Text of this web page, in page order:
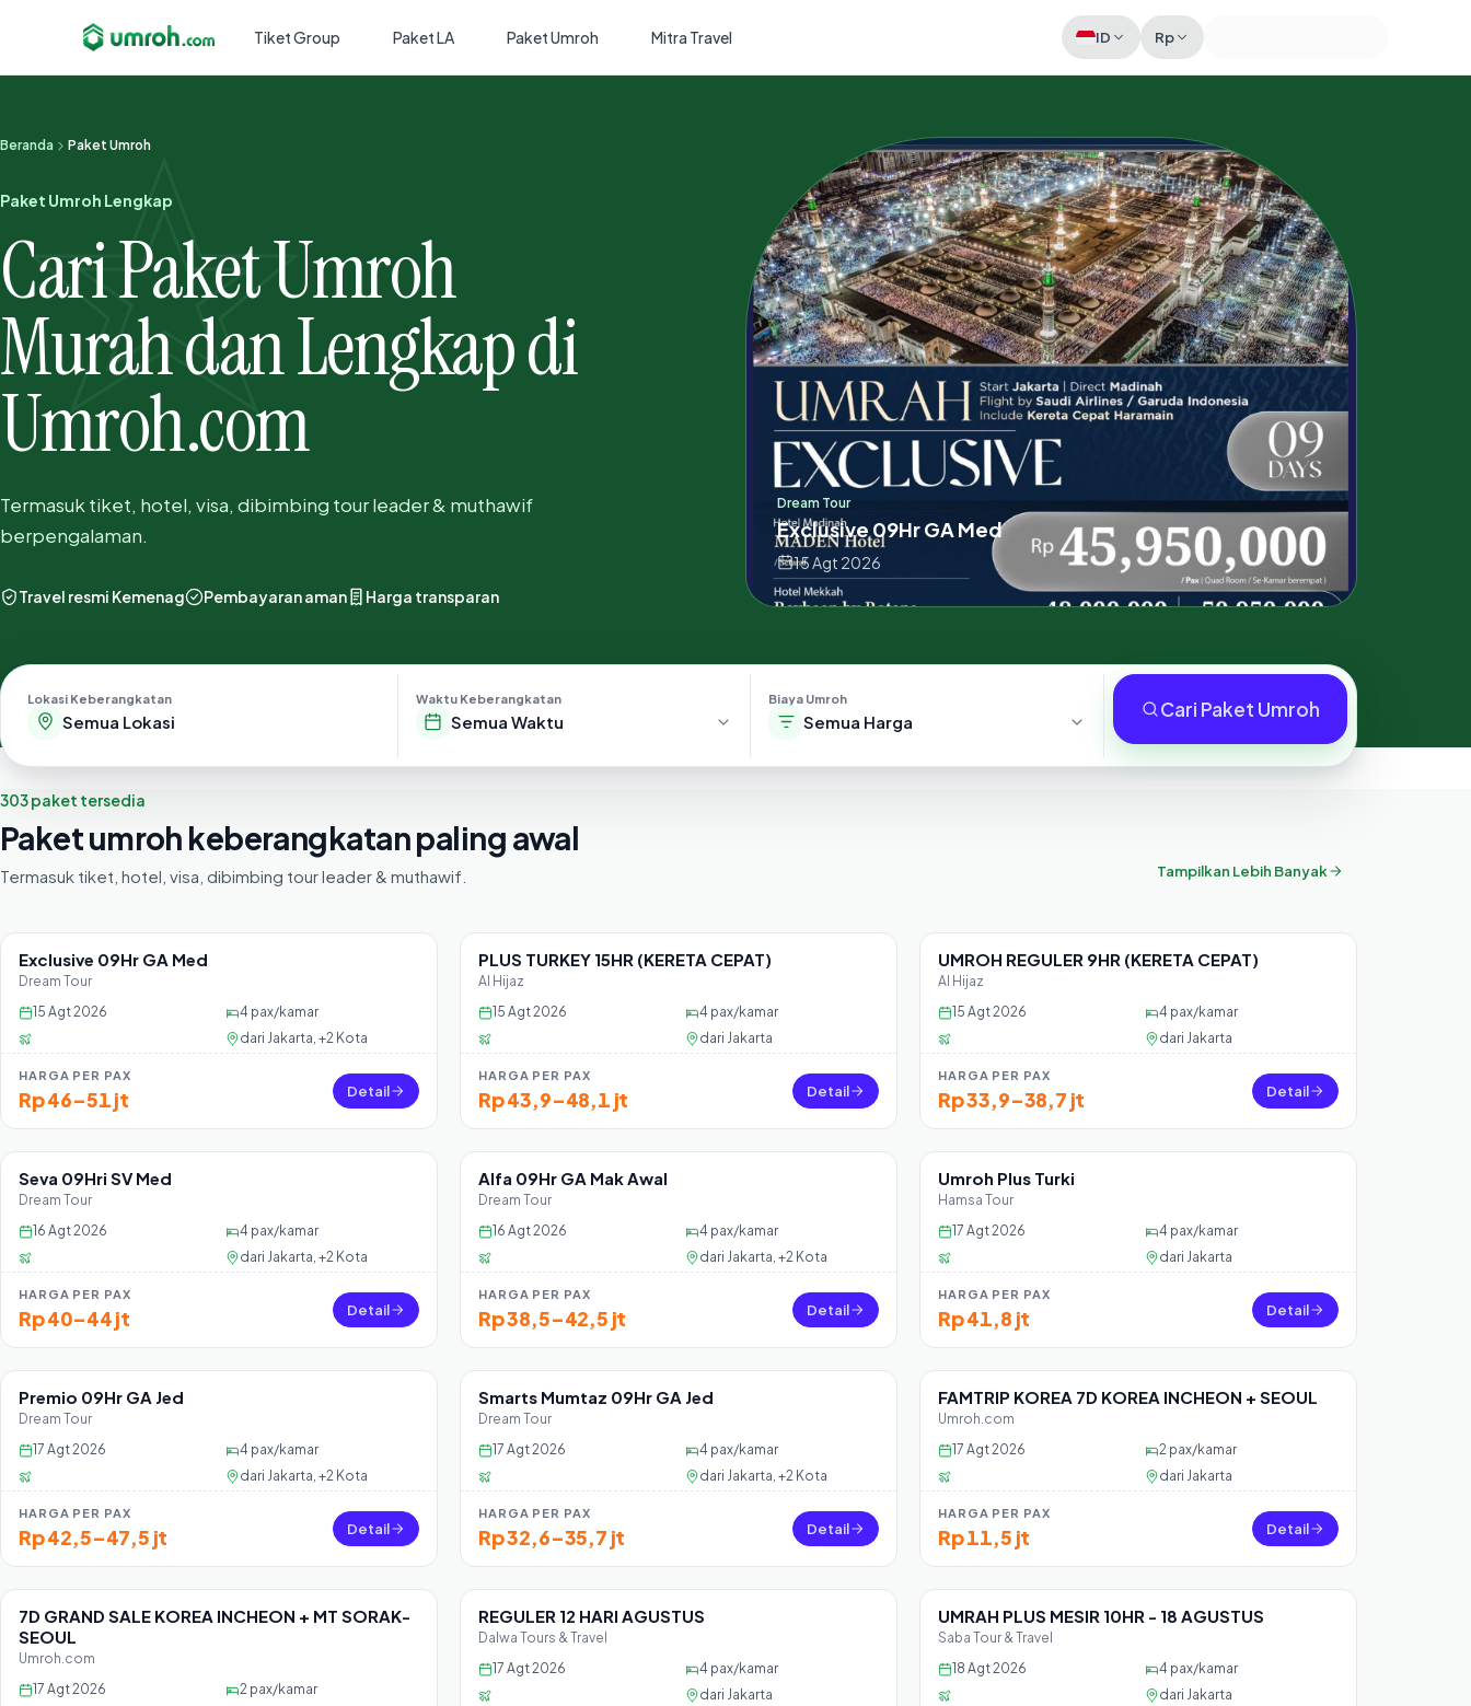
Tiket Group Paket LA Paket Umroh Mitra Travel ID Rp
Memeriksa sesi akun
Beranda Paket Umroh
Paket Umroh Lengkap
Cari Paket Umroh
Murah dan Lengkap di
Umroh.com
Termasuk tiket, hotel, visa, dibimbing tour leader & muthawif
berpengalaman.
Travel resmi Kemenag Pembayaran aman Harga transparan
Dream Tour
Exclusive 09Hr GA Med
15 Agt 2026
Lokasi Keberangkatan Waktu Keberangkatan
Semua Waktu
Biaya Umroh
Semua Harga
Cari Paket Umroh
303 paket tersedia
Paket umroh keberangkatan paling awal
Termasuk tiket, hotel, visa, dibimbing tour leader & muthawif. Tampilkan Lebih Banyak
Sisa 36 seat
Exclusive 09Hr GA Med
Dream Tour
15 Agt 2026
4 pax/kamar
dari Jakarta, +2 Kota
HARGA PER PAX
Rp 46–51 jt Detail
Sisa 13 seat
PLUS TURKEY 15HR (KERETA CEPAT)
Al Hijaz
15 Agt 2026
4 pax/kamar
dari Jakarta
HARGA PER PAX
Rp 43,9–48,1 jt Detail
Sisa 1 seat
UMROH REGULER 9HR (KERETA CEPAT)
Al Hijaz
15 Agt 2026
4 pax/kamar
dari Jakarta
HARGA PER PAX
Rp 33,9–38,7 jt Detail
Sisa 36 seat
Seva 09Hri SV Med
Dream Tour
16 Agt 2026
4 pax/kamar
dari Jakarta, +2 Kota
HARGA PER PAX
Rp 40–44 jt Detail
Sisa 36 seat
Alfa 09Hr GA Mak Awal
Dream Tour
16 Agt 2026
4 pax/kamar
dari Jakarta, +2 Kota
HARGA PER PAX
Rp 38,5–42,5 jt Detail
Sisa 30 seat
Umroh Plus Turki
Hamsa Tour
17 Agt 2026
4 pax/kamar
dari Jakarta
HARGA PER PAX
Rp 41,8 jt Detail
Sisa 36 seat
Premio 09Hr GA Jed
Dream Tour
17 Agt 2026
4 pax/kamar
dari Jakarta, +2 Kota
HARGA PER PAX
Rp 42,5–47,5 jt Detail
Sisa 20 seat
Smarts Mumtaz 09Hr GA Jed
Dream Tour
17 Agt 2026
4 pax/kamar
dari Jakarta, +2 Kota
HARGA PER PAX
Rp 32,6–35,7 jt Detail
Sisa 45 seat
FAMTRIP KOREA 7D KOREA INCHEON + SEOUL
Umroh.com
17 Agt 2026
2 pax/kamar
dari Jakarta
HARGA PER PAX
Rp 11,5 jt Detail
Sisa 45 seat
7D GRAND SALE KOREA INCHEON + MT SORAK-
SEOUL
Umroh.com
17 Agt 2026
2 pax/kamar
Sisa 45 seat
REGULER 12 HARI AGUSTUS
Dalwa Tours & Travel
17 Agt 2026
4 pax/kamar
dari Jakarta
Sisa 40 seat
UMRAH PLUS MESIR 10HR - 18 AGUSTUS
Saba Tour & Travel
18 Agt 2026
4 pax/kamar
dari Jakarta